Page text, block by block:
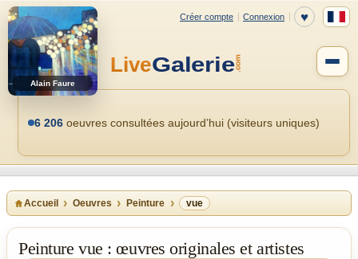
Alain Faure
6 206 oeuvres consultées aujourd’hui (visiteurs uniques)
Accueil Oeuvres Peinture vue
Peinture vue : œuvres originales et artistes